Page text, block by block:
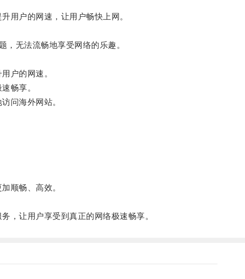
户的网速，让用户畅快上网。
无法流畅地享受网络的乐趣。
户的网速。
畅享。
问海外网站。
顺畅、高效。
让用户享受到真正的网络极速畅享。